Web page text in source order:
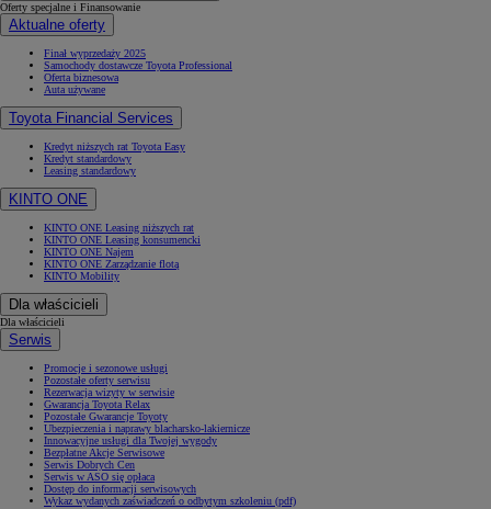
Oferty specjalne i Finansowanie
Aktualne oferty
Finał wyprzedaży 2025
Samochody dostawcze Toyota Professional
Oferta biznesowa
Auta używane
Toyota Financial Services
Kredyt niższych rat Toyota Easy
Kredyt standardowy
Leasing standardowy
KINTO ONE
KINTO ONE Leasing niższych rat
KINTO ONE Leasing konsumencki
KINTO ONE Najem
KINTO ONE Zarządzanie flotą
KINTO Mobility
Dla właścicieli
Dla właścicieli
Serwis
Promocje i sezonowe usługi
Pozostałe oferty serwisu
Rezerwacja wizyty w serwisie
Gwarancja Toyota Relax
Pozostałe Gwarancje Toyoty
Ubezpieczenia i naprawy blacharsko-lakiernicze
Innowacyjne usługi dla Twojej wygody
Bezpłatne Akcje Serwisowe
Serwis Dobrych Cen
Serwis w ASO się opłaca
Dostęp do informacji serwisowych
Wykaz wydanych zaświadczeń o odbytym szkoleniu (pdf)